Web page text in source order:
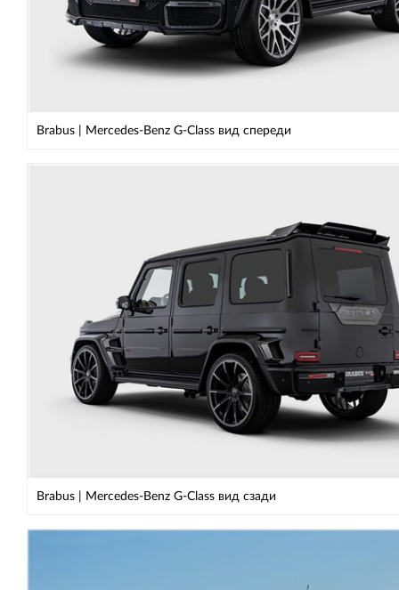
Brabus | Mercedes-Benz G-Class вид спереди
Brabus | Mercedes-Benz G-Class вид сзади